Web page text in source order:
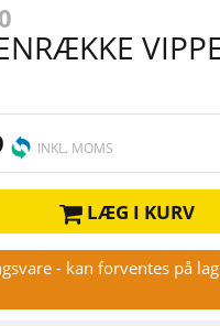
INKL. MOMS
LÆG I KURV
- kan forventes på